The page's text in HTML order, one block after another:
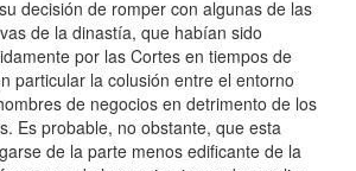
decisión de romper con algunas de las
de la dinastía, que habían sido
por las Cortes en tiempos de
particular la colusión entre el entorno
de negocios en detrimento de los
Es probable, no obstante, que esta
de la parte menos edificante de la